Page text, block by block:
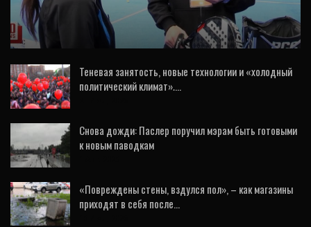
профессионалов». Интервью с паделистом
о самом…
Теневая занятость, новые технологии и «холодный
политический климат».…
Снова дожди: Паслер поручил мэрам быть готовыми
к новым паводкам
«Повреждены стены, вздулся пол», – как магазины
приходят в себя после…